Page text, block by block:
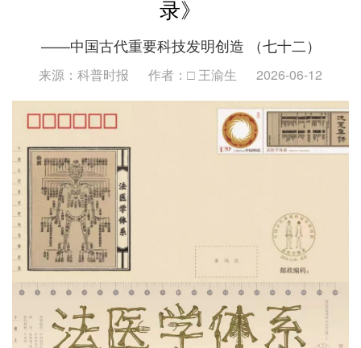
录》
——中国古代重要科技发明创造 （七十二）
来源：科普时报 作者：□ 王渝生 2026-06-12